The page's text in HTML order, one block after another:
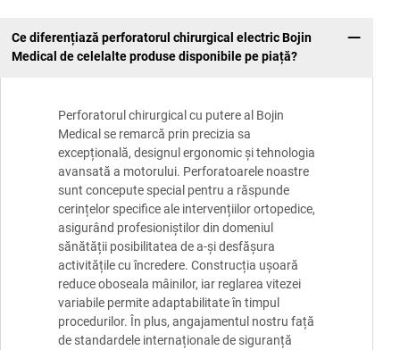
Ce diferențiază perforatorul chirurgical electric Bojin
Medical de celelalte produse disponibile pe piață?
Perforatorul chirurgical cu putere al Bojin
Medical se remarcă prin precizia sa
excepțională, designul ergonomic și tehnologia
avansată a motorului. Perforatoarele noastre
sunt concepute special pentru a răspunde
cerințelor specifice ale intervențiilor ortopedice,
asigurând profesioniștilor din domeniul
sănătății posibilitatea de a-și desfășura
activitățile cu încredere. Construcția ușoară
reduce oboseala mâinilor, iar reglarea vitezei
variabile permite adaptabilitate în timpul
procedurilor. În plus, angajamentul nostru față
de standardele internaționale de siguranță